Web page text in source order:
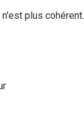
plus cohérent.